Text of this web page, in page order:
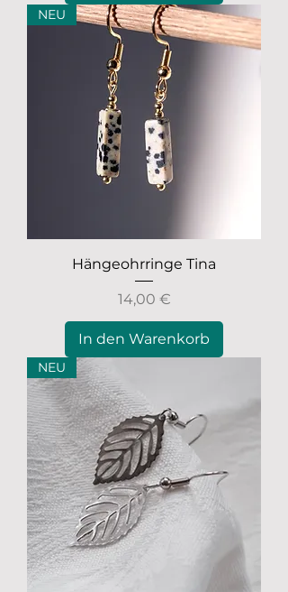
NEU
Hängeohrringe Tina
Preis
14,00 €
In den Warenkorb
NEU